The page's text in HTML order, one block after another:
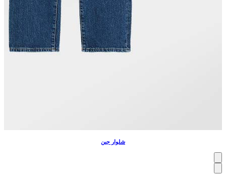
شلوار جین